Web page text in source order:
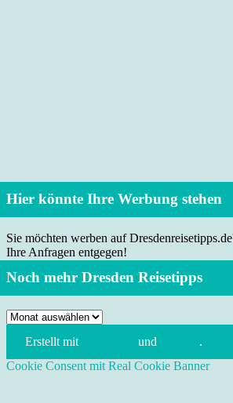
Hier könnte Ihre Werbung stehen
Sie möchten werben auf
Ihre Anfragen entgegen!
Noch mehr Dresden Reisetipps
Noch
Dresden
Reisetipps
Erstellt mit und
.
Cookie Consent mit Real Cookie Banner